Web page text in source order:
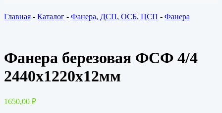
Главная - Каталог - Фанера, ДСП, ОСБ, ЦСП - Фанера
Фанера березовая ФСФ 4/4
2440х1220х12мм
1650,00 ₽